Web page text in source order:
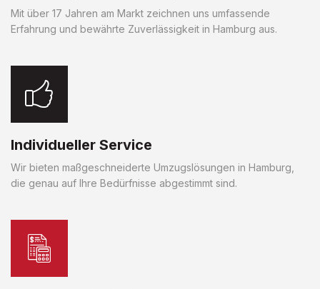
Mit über 17 Jahren am Markt zeichnen uns umfassende
Erfahrung und bewährte Zuverlässigkeit in Hamburg aus.
Individueller Service
Wir bieten maßgeschneiderte Umzugslösungen in Hamburg,
die genau auf Ihre Bedürfnisse abgestimmt sind.